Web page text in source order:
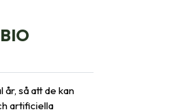
så att de kan
artificiella